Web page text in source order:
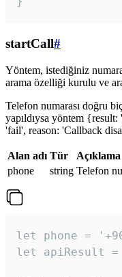
startCall#
Yöntem, istediğiniz
arama özelliği kurulu ve
Telefon numarası doğru
yapıldıysa yöntem
'fail', reason: 'Callback
Alan adı Tür
Açıklama
phone
string Telefon
let phone =
let apiResult